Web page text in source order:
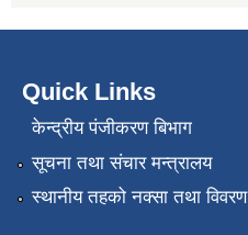
Quick Links
केन्द्रीय पंजीकरण बिभाग
सूचना तथा संचार मन्त्रालय
स्थानीय तहको नक्सा तथा विवरण